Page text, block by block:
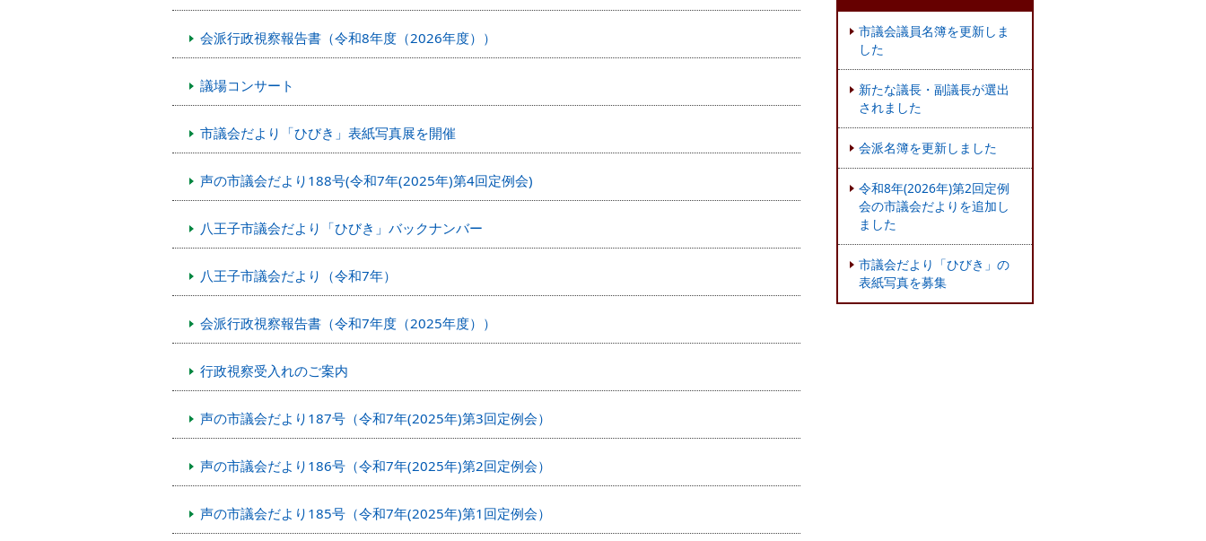
会派行政視察報告書（令和8年度（2026年度））
議場コンサート
市議会だより「ひびき」表紙写真展を開催
声の市議会だより188号(令和7年(2025年)第4回定例会)
八王子市議会だより「ひびき」バックナンバー
八王子市議会だより（令和7年）
会派行政視察報告書（令和7年度（2025年度））
行政視察受入れのご案内
声の市議会だより187号（令和7年(2025年)第3回定例会）
声の市議会だより186号（令和7年(2025年)第2回定例会）
声の市議会だより185号（令和7年(2025年)第1回定例会）
市議会議員名簿を更新しま
した
新たな議長・副議長が選出
されました
会派名簿を更新しました
令和8年(2026年)第2回定例
会の市議会だよりを追加し
ました
市議会だより「ひびき」の
表紙写真を募集